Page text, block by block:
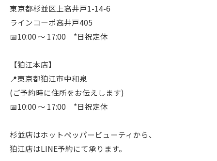
東京都杉並区上高井戸1-14-6
ラインコーポ高井戸405
📅10:00 〜 17:00 *日祝定休
【狛江本店】
📍東京都狛江市中和泉
(ご予約時に住所をお伝えします)
📅10:00 〜 17:00 *日祝定休
杉並店はホットペッパービューティから、
狛江店はLINE予約にて承ります。